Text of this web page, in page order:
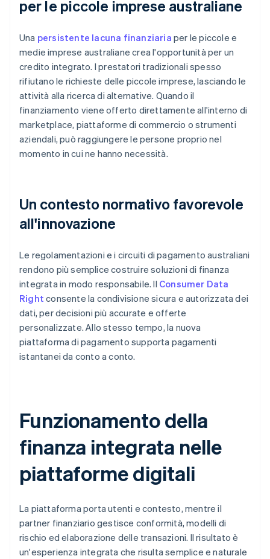
per le piccole imprese australiane
Una persistente lacuna finanziaria per le piccole e
medie imprese australiane crea l'opportunità per un
credito integrato. I prestatori tradizionali spesso
rifiutano le richieste delle piccole imprese, lasciando le
attività alla ricerca di alternative. Quando il
finanziamento viene offerto direttamente all'interno di
marketplace, piattaforme di commercio o strumenti
aziendali, può raggiungere le persone proprio nel
momento in cui ne hanno necessità.
Un contesto normativo favorevole
all'innovazione
Le regolamentazioni e i circuiti di pagamento australiani
rendono più semplice costruire soluzioni di finanza
integrata in modo responsabile. Il Consumer Data
Right consente la condivisione sicura e autorizzata dei
dati, per decisioni più accurate e offerte
personalizzate. Allo stesso tempo, la nuova
piattaforma di pagamento supporta pagamenti
istantanei da conto a conto.
Funzionamento della
finanza integrata nelle
piattaforme digitali
La piattaforma porta utenti e contesto, mentre il
partner finanziario gestisce conformità, modelli di
rischio ed elaborazione delle transazioni. Il risultato è
un'esperienza integrata che risulta semplice e naturale